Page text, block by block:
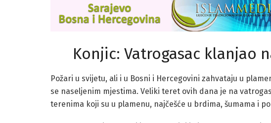
Konjic: Vatrogasac klanjao
Požari u svijetu, ali i u Bosni i Hercegovini zahvataju u
se naseljenim mjestima. Veliki teret ovih dana je na
terenima koji su u plamenu, najčešće u brdima, šumama i